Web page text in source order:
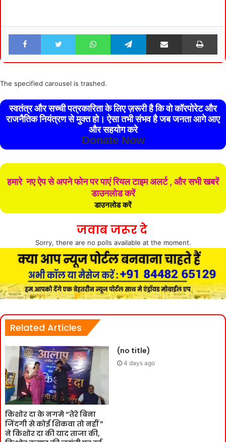
Facebook Twitter WhatsApp Telegram Share via Email
The specified carousel is trashed.
स्वतंत्र और सच्ची पत्रकारिता के लिए ज़रूरी है कि वो कॉरपोरेट और
राजनैतिक नियंत्रण से मुक्त हो। ऐसा तभी संभव है जब जनता आगे आए
और सहयोग करे
Donate Now
हमारे नए ऐप से अपने फोन पर पाएं रियल टाइम अलर्ट , और सभी खबरें
डाउनलोड करें
डाउनलोड करें
जवाब जरूर दे
Sorry, there are no polls available at the moment.
Related Articles
किशोर दा के नगमे “तेरे बिना
जिंदगी से कोई शिकवा तो नहीं ”
ने किशोर दा की याद ताजा की,
(no title)
4 days ago